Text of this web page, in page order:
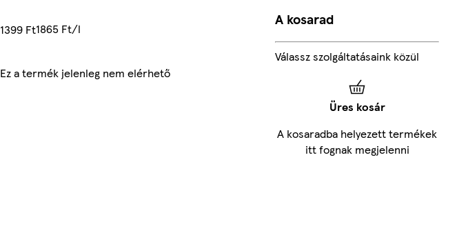
1399 Ft1865 Ft/l
Ez a termék jelenleg nem elérhető
A kosarad
Válassz szolgáltatásaink közül
Üres kosár
A kosaradba helyezett termékek
itt fognak megjelenni